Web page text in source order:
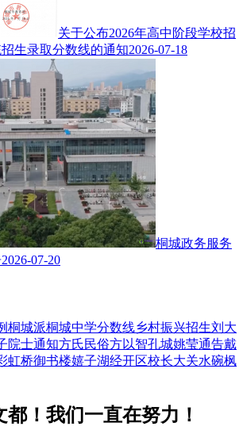
关于公布2026年高中阶段学校招
生录取分数线的通知2026-07-18
桐城政务服务
2026-07-20
桐城派桐城中学分数线乡村振兴招生刘大
院士通知方氏民俗方以智孔城姚莹通告戴
虹桥御书楼嬉子湖经开区校长大关水碗枫
！我们一直在努力！